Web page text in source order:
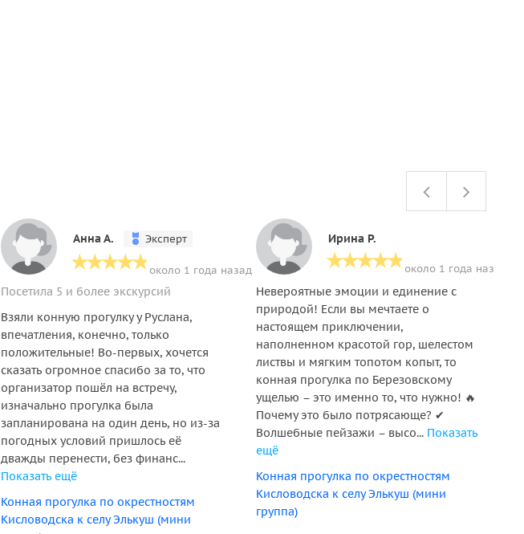
Анна А. Эксперт
около 1 года назад
Посетила 5 и более экскурсий
Взяли конную прогулку у Руслана,
впечатления, конечно, только
положительные! Во-первых, хочется
сказать огромное спасибо за то, что
организатор пошёл на встречу,
изначально прогулка была
запланирована на один день, но из-за
погодных условий пришлось её
дважды перенести, без финанс...
Показать ещё
Конная прогулка по окрестностям
Кисловодска к селу Элькуш (мини
Ирина Р.
около 1 года назад
Невероятные эмоции и единение с
природой! Если вы мечтаете о
настоящем приключении,
наполненном красотой гор, шелестом
листвы и мягким топотом копыт, то
конная прогулка по Березовскому
ущелью – это именно то, что нужно! 🔥
Почему это было потрясающе? ✔
Волшебные пейзажи – высо... Показать
ещё
Конная прогулка по окрестностям
Кисловодска к селу Элькуш (мини
группа)